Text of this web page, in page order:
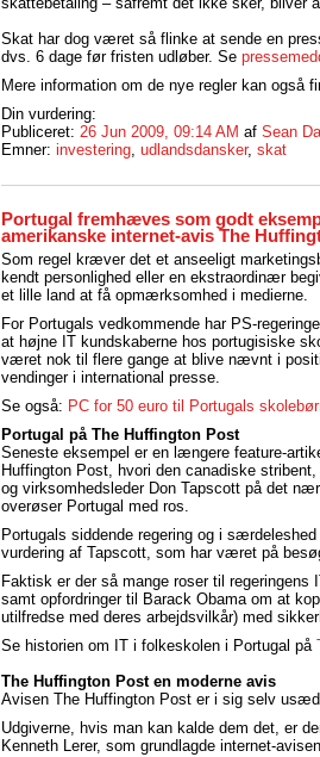
Skat har dog været så flinke at sende en
dvs. 6 dage før fristen udløber. Se
Mere information om de nye regler kan også
Din vurdering:
Publiceret: 26 Jun 2009, 09:14 AM af Sean
Emner: investering, udlandsdansker, skat
Portugal fremhæves som godt
amerikanske internet-avis The
Som regel kræver det et anseeligt
kendt personlighed eller en ekstraordinær
et lille land at få opmærksomhed i medierne.
For Portugals vedkommende har PS-
at højne IT kundskaberne hos portugisiske
været nok til flere gange at blive nævnt i
vendinger i international presse.
Se også: PC for 50 euro til Portugals
Portugal på The Huffington Post
Seneste eksempel er en længere feature-
Huffington Post, hvori den canadiske
og virksomhedsleder Don Tapscott på det
overøser Portugal med ros.
Portugals siddende regering og i
vurdering af Tapscott, som har været på
Faktisk er der så mange roser til
samt opfordringer til Barack Obama om at
utilfredse med deres arbejdsvilkår) med
Se historien om IT i folkeskolen i Portugal på
The Huffington Post en moderne avis
Avisen The Huffington Post er i sig selv
Udgiverne, hvis man kan kalde dem det, er
Kenneth Lerer, som grundlagde internet-